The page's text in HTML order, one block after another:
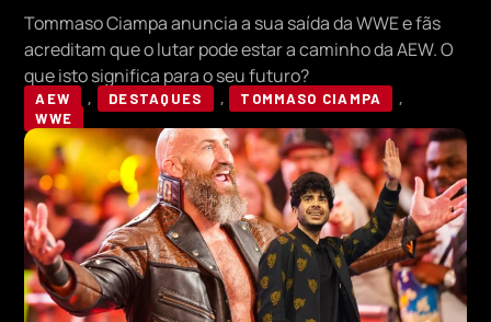
Tommaso Ciampa anuncia a sua saída da WWE e fãs
acreditam que o lutar pode estar a caminho da AEW. O
que isto significa para o seu futuro?
AEW , DESTAQUES , TOMMASO CIAMPA
,
WWE